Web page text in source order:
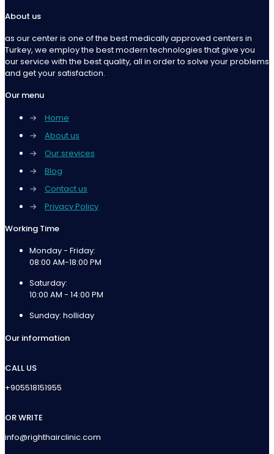
About us
as our center is one of the best medically approved centers in
Turkey, we employ the best modern technologies that give you
our service with the best quality, all in order to solve your problems
and get your satisfaction.
Our menu
→
Home
→
About us
→
Our srevices
→
Blog
→
Contact us
→
Privacy Policy
Working Time
Monday - Friday:
08:00 AM-18:00 PM
Saturday:
10:00 AM - 14:00 PM
Sunday: holliday
Our information
CALL US
+905518151955
OR WRITE
info@righthairclinic.com